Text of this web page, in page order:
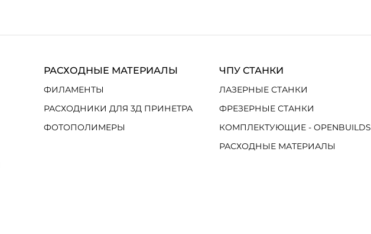
РАСХОДНЫЕ МАТЕРИАЛЫ
ФИЛАМЕНТЫ
РАСХОДНИКИ ДЛЯ 3Д ПРИНЕТРА
ФОТОПОЛИМЕРЫ
ЧПУ СТАНКИ
ЛАЗЕРНЫЕ СТАНКИ
ФРЕЗЕРНЫЕ СТАНКИ
КОМПЛЕКТУЮЩИЕ - OPENBUILDS
РАСХОДНЫЕ МАТЕРИАЛЫ